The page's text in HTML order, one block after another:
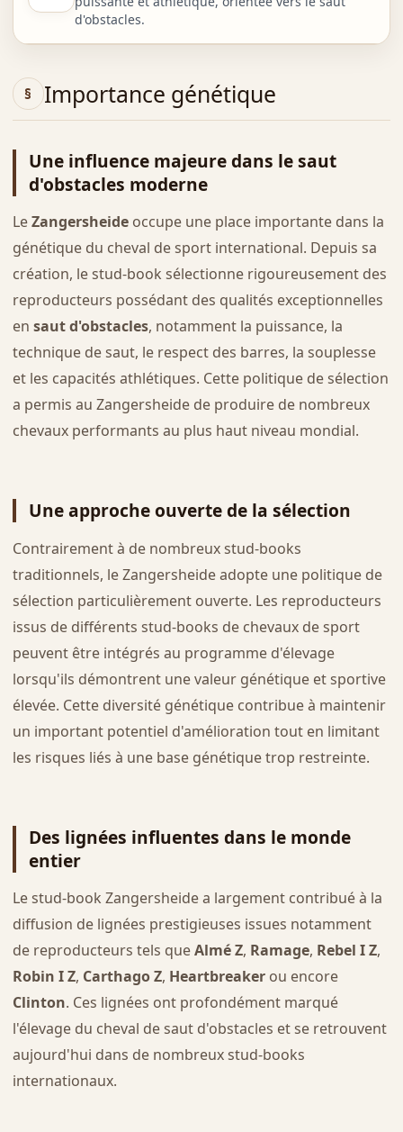
d'obstacles.
Importance génétique
Une influence majeure dans le saut
d'obstacles moderne
LeZangersheideoccupe une place importante dans la
génétique du cheval de sport international. Depuis sa
création, le stud-book sélectionne rigoureusement des
reproducteurs possédant des qualités exceptionnelles
en saut d'obstacles, notamment la puissance, la
technique de saut, le respect des barres, la souplesse
et les capacités athlétiques. Cette politique de sélection
a permis au Zangersheide de produire de nombreux
chevaux performants au plus haut niveau mondial.
Une approche ouverte de la sélection
Contrairement à de nombreux stud-books
traditionnels, le Zangersheide adopte une politique de
sélection particulièrement ouverte. Les reproducteurs
issus de différents stud-books de chevaux de sport
peuvent être intégrés au programme d'élevage
lorsqu'ils démontrent une valeur génétique et sportive
élevée. Cette diversité génétique contribue à maintenir
un important potentiel d'amélioration tout en limitant
les risques liés à une base génétique trop restreinte.
Des lignées influentes dans le monde
entier
Le stud-book Zangersheide a largement contribué à la
diffusion de lignées prestigieuses issues notamment
de reproducteurs tels queAlmé Z, Ramage, Rebel I Z,
Robin I Z, Carthago Z, Heartbreakerou encore
Clinton. Ces lignées ont profondément marqué
l'élevage du cheval de saut d'obstacles et se retrouvent
aujourd'hui dans de nombreux stud-books
internationaux.